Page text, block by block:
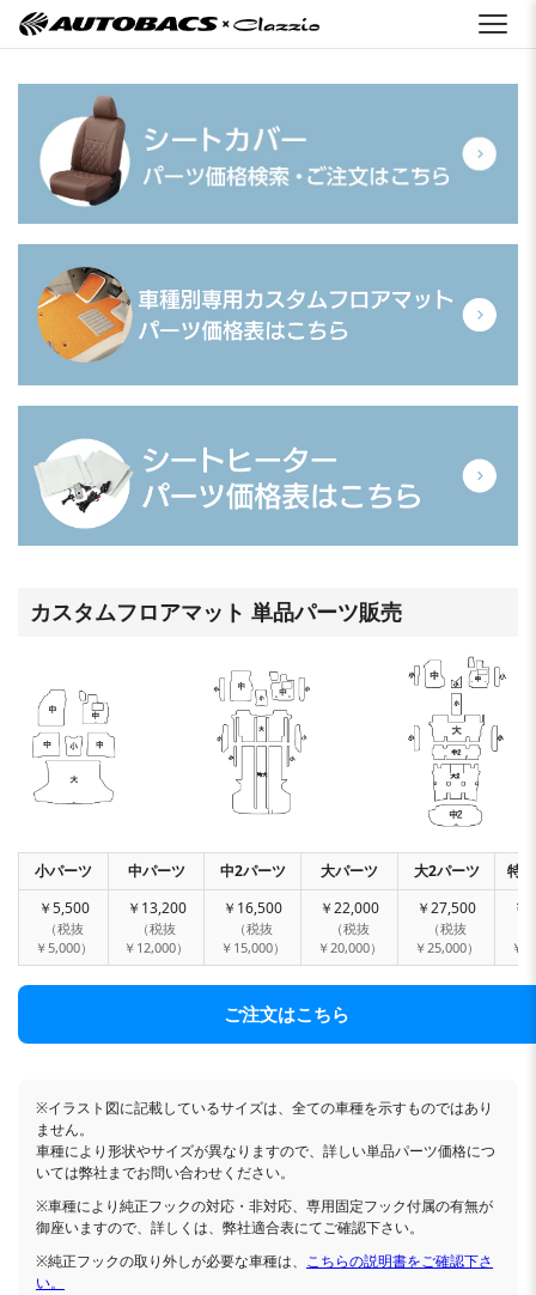
カスタムフロアマット 単品パーツ販売
小パーツ 中パーツ 中2パーツ 大パーツ 大2パーツ
特
￥5,500
（税抜
￥5,000）
￥13,200
（税抜
￥12,000）
￥16,500
（税抜
￥15,000）
￥22,000
（税抜
￥20,000）
￥27,500
（税抜
￥25,000）
￥
￥
ご注文はこちら
※イラスト図に記載しているサイズは、全ての車種を示すものではあり
ません。
車種により形状やサイズが異なりますので、詳しい単品パーツ価格につ
いては弊社までお問い合わせください。
※車種により純正フックの対応・非対応、専用固定フック付属の有無が
御座いますので、詳しくは、弊社適合表にてご確認下さい。
※純正フックの取り外しが必要な車種は、 こちらの説明書をご確認下さ
い。